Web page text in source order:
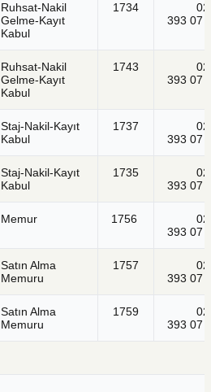
Ruhsat-Nakil
Gelme-Kayıt
Kabul
1734
393 07
Ruhsat-Nakil
Gelme-Kayıt
Kabul
1743
393 07
Staj-Nakil-Kayıt
Kabul
1737
393 07
Staj-Nakil-Kayıt
Kabul
1735
393 07
Memur 1756
393 07
Satın Alma
Memuru
1757
393 07
Satın Alma
Memuru
1759
393 07